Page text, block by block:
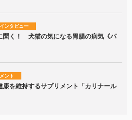
ンタビュー
聞く！ 犬猫の気になる胃腸の病気《パ
ント
康を維持するサプリメント「カリナール